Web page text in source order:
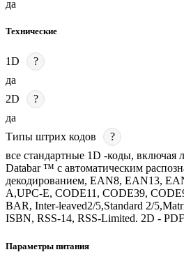
да
Технические
1D
?
да
2D
?
да
Типы штрих кодов
?
все стандартные 1D -коды, включая
Databar ™ с автоматическим
декодированием, EAN8, EAN13,
A,UPC-E, CODE11, CODE39,
BAR, Inter-leaved2/5,Standard 2/
ISBN, RSS-14, RSS-Limited. 2D -
Параметры питания